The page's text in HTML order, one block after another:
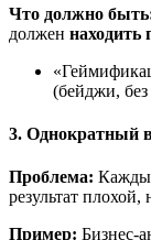
Что должно
должен находить
(бейджи,
3. Однократный
Проблема:
результат плохой,
Пример: Бизнес-